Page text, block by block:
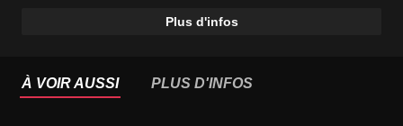
Plus d'infos
À VOIR AUSSI PLUS D'INFOS